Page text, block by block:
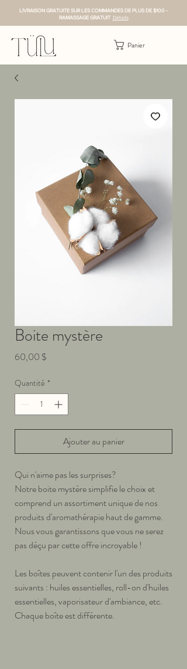
LIVRAISON GRATUITE SUR LES COMMANDES DE PLUS DE $100 -
RAMASSAGE GRATUIT Détails
Panier
Boite mystère
60,00 $
Quantité *
Ajouter au panier
Qui n'aime pas les surprises?
Notre boite mystère simplifie le choix et
comprend un assortiment unique de nos
produits d'aromathérapie haut de gamme.
Nous vous garantissons que vous ne serez
pas déçu par cette offre incroyable !
Les boîtes peuvent contenir l'un des produits
suivants : huiles essentielles, roll-on d'huiles
essentielles, vaporisateur d'ambiance, etc.
Chaque boîte est différente.